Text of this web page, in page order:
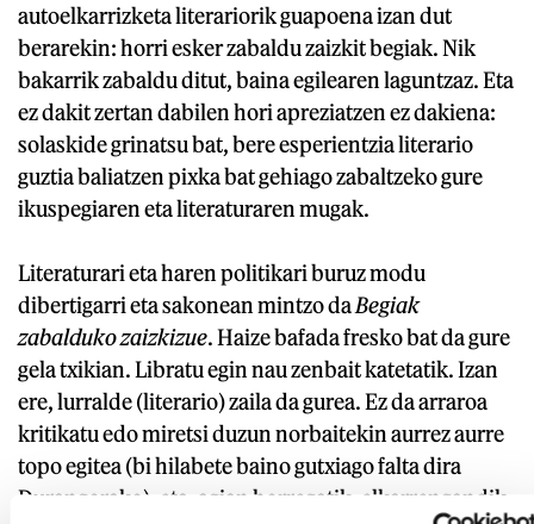
autoelkarrizketa literariorik guapoena izan dut
berarekin: horri esker zabaldu zaizkit begiak. Nik
bakarrik zabaldu ditut, baina egilearen laguntzaz. Eta
ez dakit zertan dabilen hori apreziatzen ez dakiena:
solaskide grinatsu bat, bere esperientzia literario
guztia baliatzen pixka bat gehiago zabaltzeko gure
ikuspegiaren eta literaturaren mugak.
Literaturari eta haren politikari buruz modu
dibertigarri eta sakonean mintzo daBegiak
zabalduko zaizkizue. Haize bafada fresko bat da gure
gela txikian. Libratu egin nau zenbait katetatik. Izan
ere, lurralde (literario) zaila da gurea. Ez da arraroa
kritikatu edo miretsi duzun norbaitekin aurrez aurre
topo egitea (bi hilabete baino gutxiago falta dira
Durangorako), eta, agian horregatik, elkarrengandik